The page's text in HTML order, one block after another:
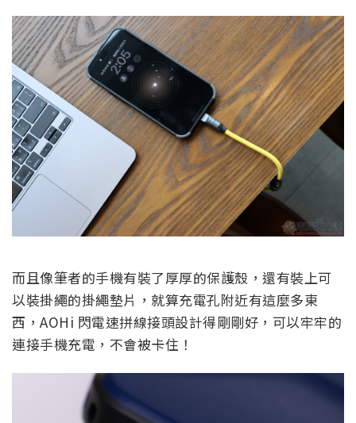
而且像筆者的手機有裝了厚厚的保護殼，還有裝上可
以裝掛繩的掛繩墊片，就算充電孔附近有這麼多東
西，AOHi 閃電速拼線接頭設計得剛剛好，可以牢牢的
連接手機充電，不會被卡住！